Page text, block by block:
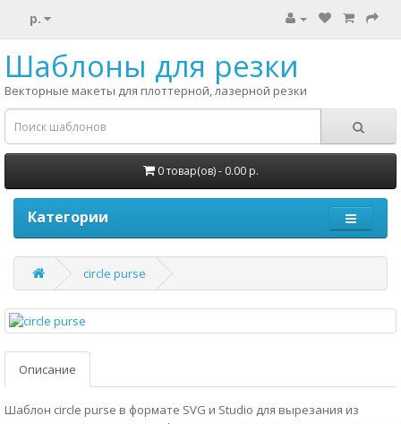
р.
Шаблоны для резки
Векторные макеты для плоттерной, лазерной резки
0 товар(ов) - 0.00 р.
Категории
circle purse
Описание
Шаблон circle purse в формате SVG и Studio для вырезания из